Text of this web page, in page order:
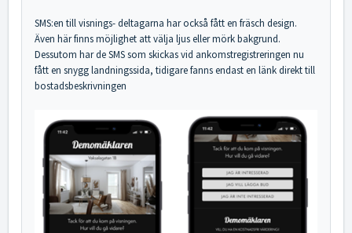
SMS:en till visnings- deltagarna har också fått en fräsch design.
Även här finns möjlighet att välja ljus eller mörk bakgrund.
Dessutom har de SMS som skickas vid ankomstregistreringen nu
fått en snygg landningssida, tidigare fanns endast en länk direkt till
bostadsbeskrivningen